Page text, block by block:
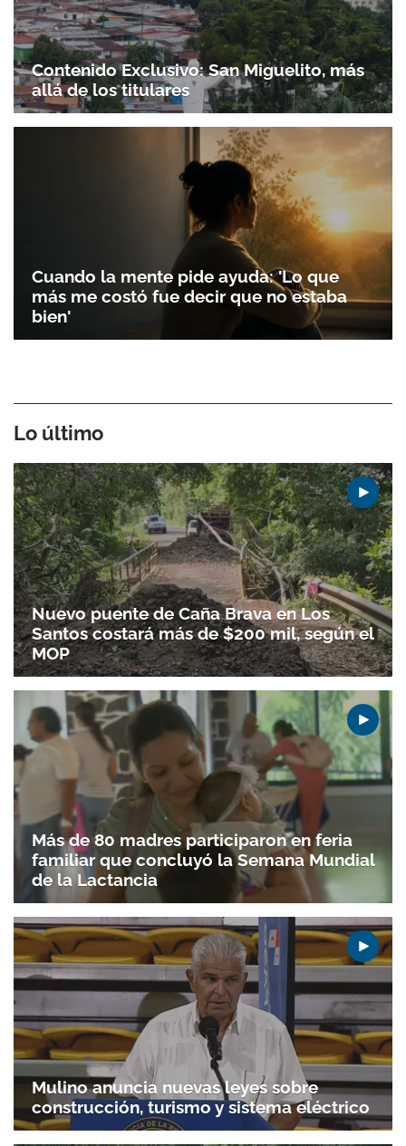
Gracias por suscribirte a nuestro boletín.
ACEPTAR
Contenido Exclusivo: San Miguelito, más
allá de los titulares
Cuando la mente pide ayuda: 'Lo que
más me costó fue decir que no estaba
bien'
Lo último
Nuevo puente de Caña Brava en Los
Santos costará más de $200 mil, según el
MOP
Más de 80 madres participaron en feria
familiar que concluyó la Semana Mundial
de la Lactancia
Mulino anuncia nuevas leyes sobre
construcción, turismo y sistema eléctrico